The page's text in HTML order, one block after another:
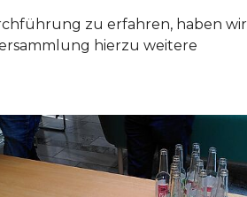
zu erfahren, haben wir
hierzu weitere
version